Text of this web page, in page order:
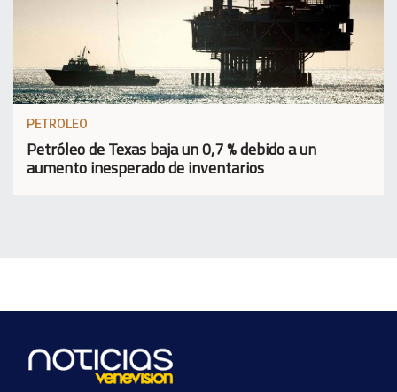
PETROLEO
Petróleo de Texas baja un 0,7 % debido a un
aumento inesperado de inventarios